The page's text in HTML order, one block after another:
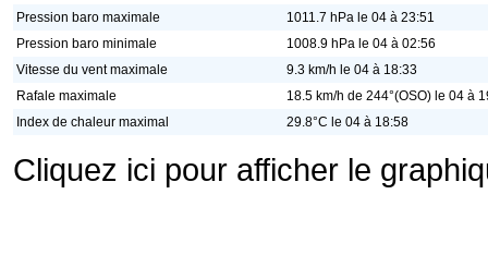
Pression baro maximale
1011.7 hPa le 04 à 23:51
Pression baro minimale
1008.9 hPa le 04 à 02:56
Vitesse du vent maximale
9.3 km/h le 04 à 18:33
Rafale maximale
18.5 km/h de 244°(OSO) le 04 à
Index de chaleur maximal
29.8°C le 04 à 18:58
Cliquez ici pour afficher le